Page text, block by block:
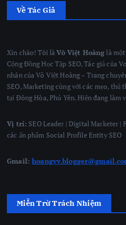
Về Tác Giả
Xin chào! Tôi làVõ Việt Hoànglà một
Cộng Đồng Học Tập SEO, Tác giả của
nhân của Võ Việt Hoàng – Trang
SEO, Marketing cùng với các mẹo, thủ
tại Đông Hòa, Phú Yên. Hiện đang làm
Vị trí: SEO Leader | Digital Marketer |
các ấn phẩm Social Profile Entity SEO
Gmail:
Miễn Trừ Trách Nhiệm